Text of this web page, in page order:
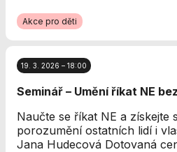
Akce pro děti
19. 3. 2026 – 18:00
Seminář – Umění říkat NE
Naučte se říkat NE a získejte
porozumění ostatních lidí i
Jana Hudecová Dotovaná